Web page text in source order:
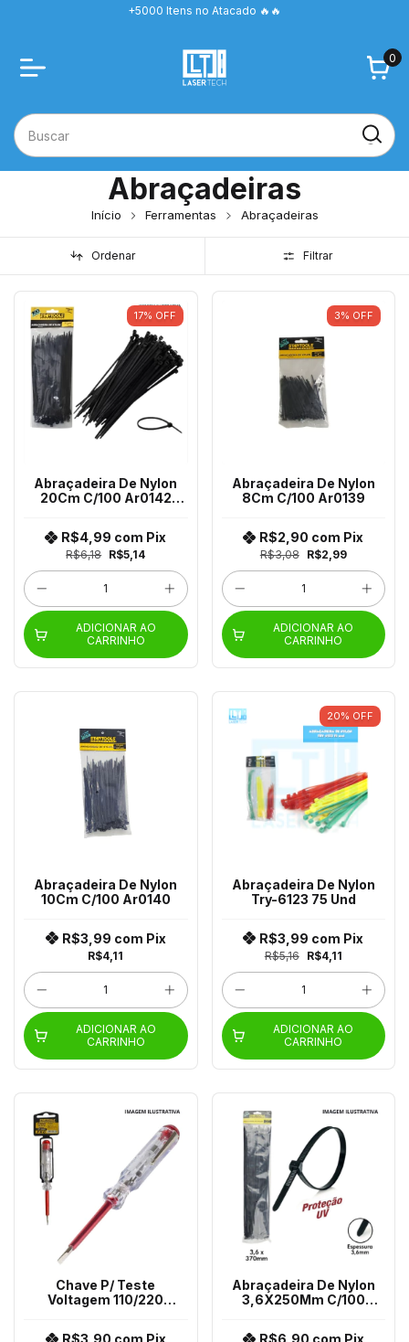
+5000 Itens no Atacado 🔥🔥
0
Abraçadeiras
Início Ferramentas Abraçadeiras
Ordenar Filtrar
17% OFF
Abraçadeira De Nylon
20Cm C/100 Ar0142
R$6,18 R$5,14
R$4,99 com Pix
ADICIONAR AO
CARRINHO
3% OFF
Abraçadeira De Nylon
8Cm C/100 Ar0139
R$3,08 R$2,99
R$2,90 com Pix
ADICIONAR AO
CARRINHO
Abraçadeira De Nylon
10Cm C/100 Ar0140
R$4,11
R$3,99 com Pix
ADICIONAR AO
CARRINHO
20% OFF
Abraçadeira De Nylon
Try-6123 75 Und
R$5,16 R$4,11
R$3,99 com Pix
ADICIONAR AO
CARRINHO
Chave P/ Teste
Voltagem 110/220
Abraçadeira De Nylon
3,6X250Mm C/100